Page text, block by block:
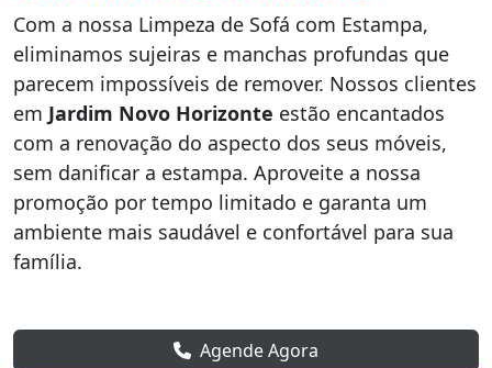
Com a nossa Limpeza de Sofá com Estampa,
eliminamos sujeiras e manchas profundas que
parecem impossíveis de remover. Nossos clientes
em Jardim Novo Horizonte estão encantados
com a renovação do aspecto dos seus móveis,
sem danificar a estampa. Aproveite a nossa
promoção por tempo limitado e garanta um
ambiente mais saudável e confortável para sua
família.
Agende Agora